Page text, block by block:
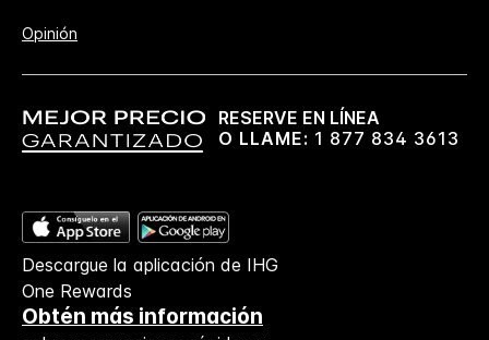
Opinión
RESERVE EN LÍNEA
O LLAME: 1 877 834 3613
Descargue la aplicación de IHG
One Rewards
Obtén más información